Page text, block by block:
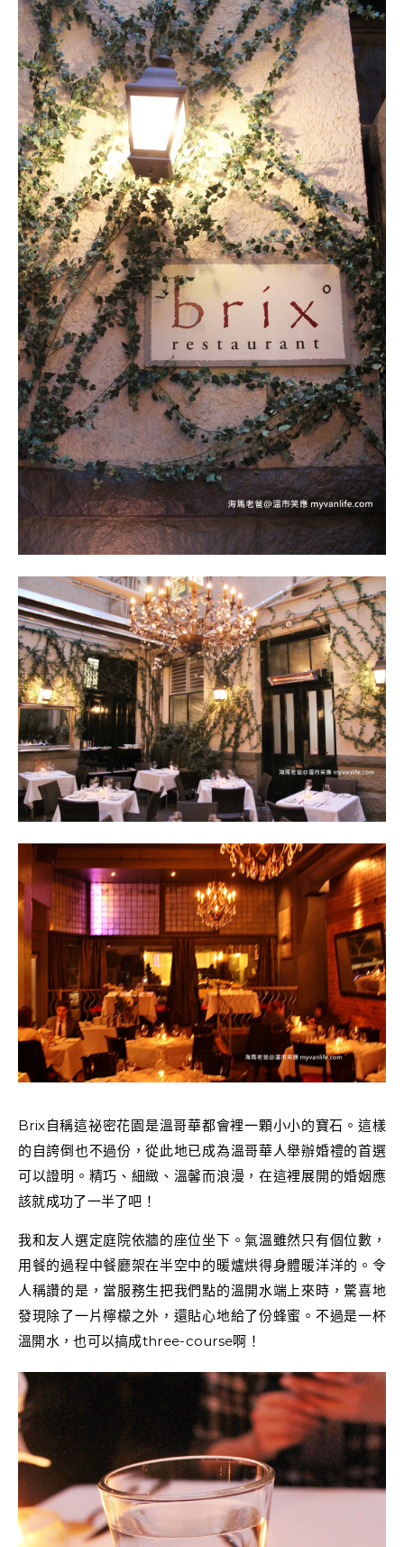
Brix自稱這祕密花園是溫哥華都會裡一顆小小的寶石。這樣
的自誇倒也不過份，從此地已成為溫哥華人舉辦婚禮的首選
可以證明。精巧、細緻、溫馨而浪漫，在這裡展開的婚姻應
該就成功了一半了吧！
我和友人選定庭院依牆的座位坐下。氣溫雖然只有個位數，
用餐的過程中餐廳架在半空中的暖爐烘得身體暖洋洋的。令
人稱讚的是，當服務生把我們點的溫開水端上來時，驚喜地
發現除了一片檸檬之外，還貼心地給了份蜂蜜。不過是一杯
溫開水，也可以搞成three-course啊！